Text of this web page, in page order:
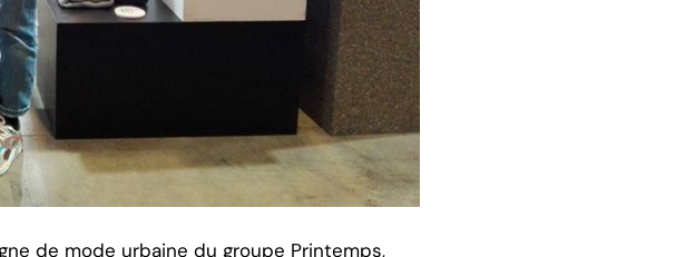
de mode urbaine du groupe Printemps,